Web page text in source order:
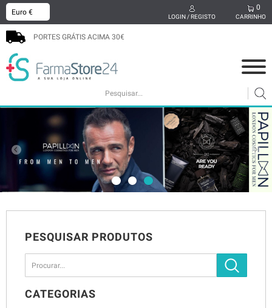
LOGIN / REGISTO CARRINHO
0
PORTES GRÁTIS ACIMA 30€
PESQUISAR PRODUTOS
CATEGORIAS
x
MAMÃ E BEBÉ
SUPLEMENTOS
CABELO
HIGIENE ORAL
SEXUALIDADE
BEM-ESTAR
MEDICAMENTOS